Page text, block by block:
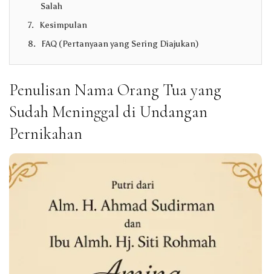
Salah
Kesimpulan
FAQ (Pertanyaan yang Sering Diajukan)
Penulisan Nama Orang Tua yang
Sudah Meninggal di Undangan
Pernikahan